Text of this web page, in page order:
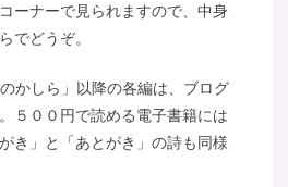
ーナーで見られますので、中身
でどうぞ。
かしら」以降の各編は、ブログ
５００円で読める電子書籍には
き」と「あとがき」の詩も同様